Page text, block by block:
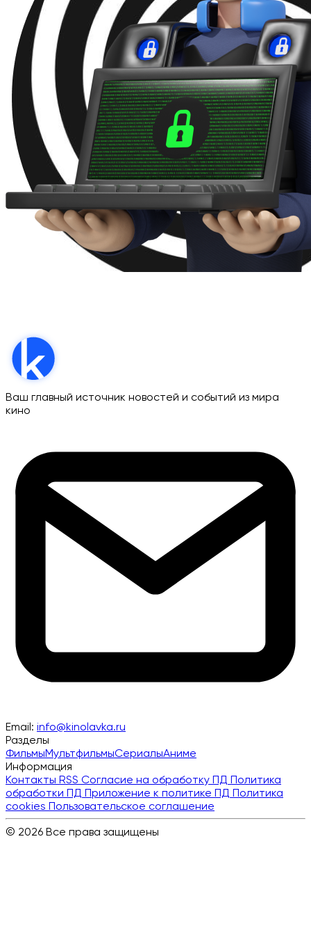
Ваш главный источник новостей и событий из мира
кино
Email: info@kinolavka.ru
Разделы
ФильмыМультфильмыСериалыАниме
Информация
Контакты RSS Согласие на обработку ПД Политика
обработки ПД Приложение к политике ПД Политика
cookies Пользовательское соглашение
© 2026 Все права защищены